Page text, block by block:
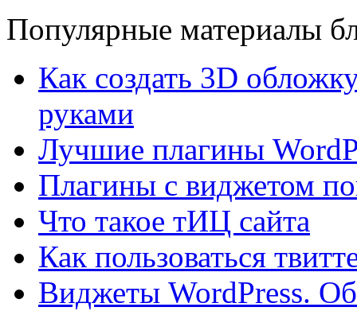
Популярные материалы
Как создать 3D
руками
Лучшие плагины
Плагины с виджетом
Что такое тИЦ сайта
Как пользоваться
Виджеты WordPress.